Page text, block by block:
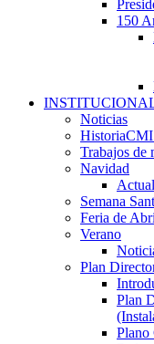
150
Noticias
Trabajos de
Navidad
Semana
Feria de
Verano
Plan
Plan
Plano